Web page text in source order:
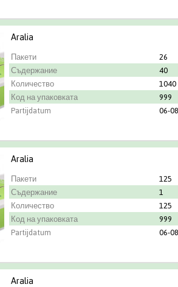
Aralia
Пакети 26
Съдержание
40
Количество
1040
Код на упаковката
999
Partijdatum
06-
Aralia
Пакети 125
Съдержание
1
Количество
125
Код на упаковката
999
Partijdatum
06-
Aralia